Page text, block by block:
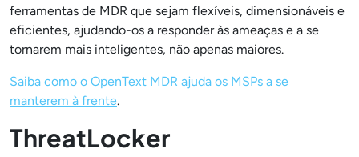
ferramentas de MDR que sejam flexíveis, dimensionáveis e
eficientes, ajudando-os a responder às ameaças e a se
tornarem mais inteligentes, não apenas maiores.
Saiba como o OpenText MDR ajuda os MSPs a se
manterem à frente.
ThreatLocker